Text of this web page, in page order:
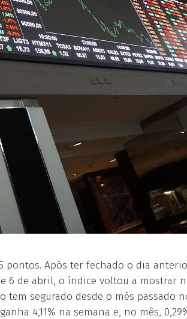
pontos. Após ter fechado o dia
6 de abril, o índice voltou a mostrar
segurado desde o mês passado
4,11% na semana e, no mês,